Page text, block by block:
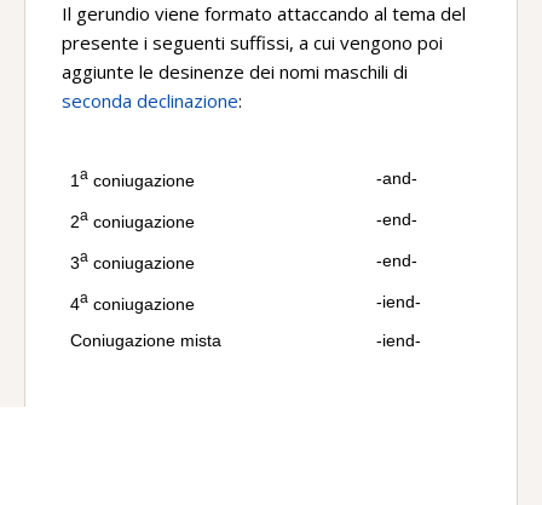
Il gerundio viene formato attaccando al tema del
presente i seguenti suffissi, a cui vengono poi
aggiunte le desinenze dei nomi maschili di
seconda declinazione:
1 a coniugazione -and-
2a coniugazione -end-
3a coniugazione -end-
4a coniugazione
-iend-
Coniugazione mista
-iend-